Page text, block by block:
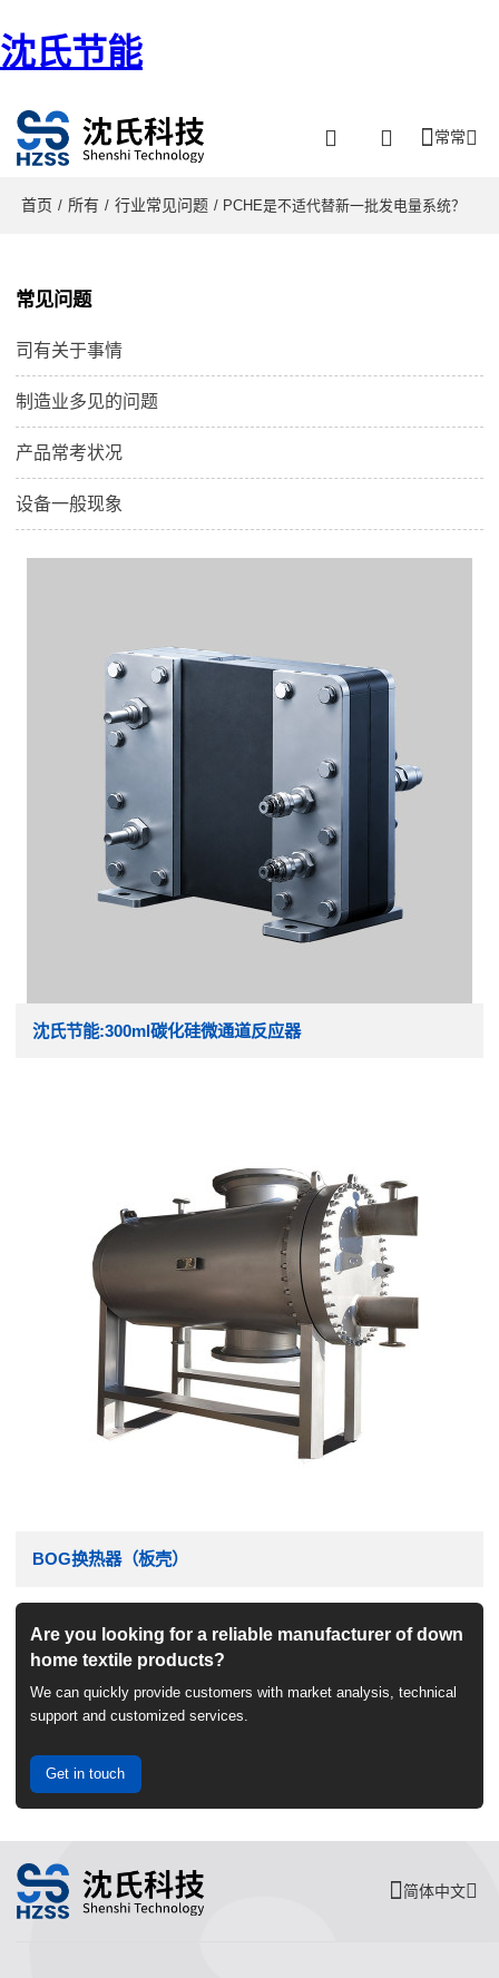
沈氏节能
常常
首页 / 所有 / 行业常见问题 / PCHE是不适代替新一批发电量系统？
常见问题
司有关于事情
制造业多见的问题
产品常考状况
设备一般现象
沈氏节能:300ml碳化硅微通道反应器
BOG换热器（板壳）
Are you looking for a reliable manufacturer of down
home textile products?
We can quickly provide customers with market analysis, technical
support and customized services.
Get in touch
简体中文